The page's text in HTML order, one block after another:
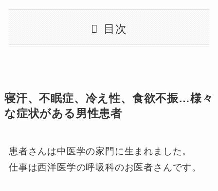
目次
寝汗、不眠症、冷え性、食欲不振…様々
な症状がある男性患者
患者さんは中医学の家門に生まれました。
仕事は西洋医学の呼吸科のお医者さんです。